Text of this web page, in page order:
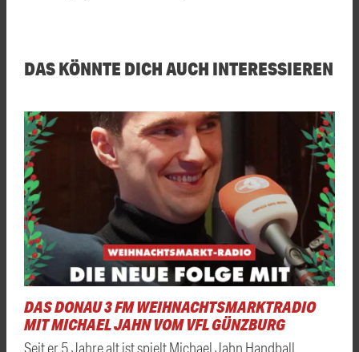
DAS KÖNNTE DICH AUCH INTERESSIEREN
DAS DONAU 3 FM WEIHNACHTSMARKTRADIO
MIT MICHAEL JAHN VOM VFL GÜNZBURG
Seit er 5 Jahre alt ist spielt Michael Jahn Handball